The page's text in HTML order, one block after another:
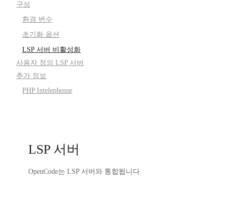
구성
환경 변수
초기화 옵션
LSP 서버 비활성화
사용자 정의 LSP 서버
추가 정보
PHP Intelephense
LSP 서버
OpenCode는 LSP 서버와 통합됩니다.